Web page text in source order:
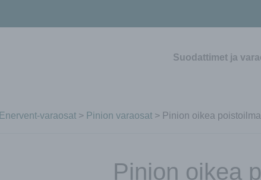
Suodattimet ja
Enervent-varaosat > Pinion varaosat > Pinion oikea
Pinion oikea